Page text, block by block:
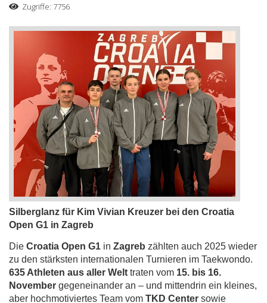
Zugriffe: 7756
Silberglanz für Kim Vivian Kreuzer bei den Croatia
Open G1 in Zagreb
Die Croatia Open G1 in Zagreb zählten auch 2025 wieder
zu den stärksten internationalen Turnieren im Taekwondo.
635 Athleten aus aller Welt traten vom 15. bis 16.
November gegeneinander an – und mittendrin ein kleines,
aber hochmotiviertes Team vom TKD Center sowie